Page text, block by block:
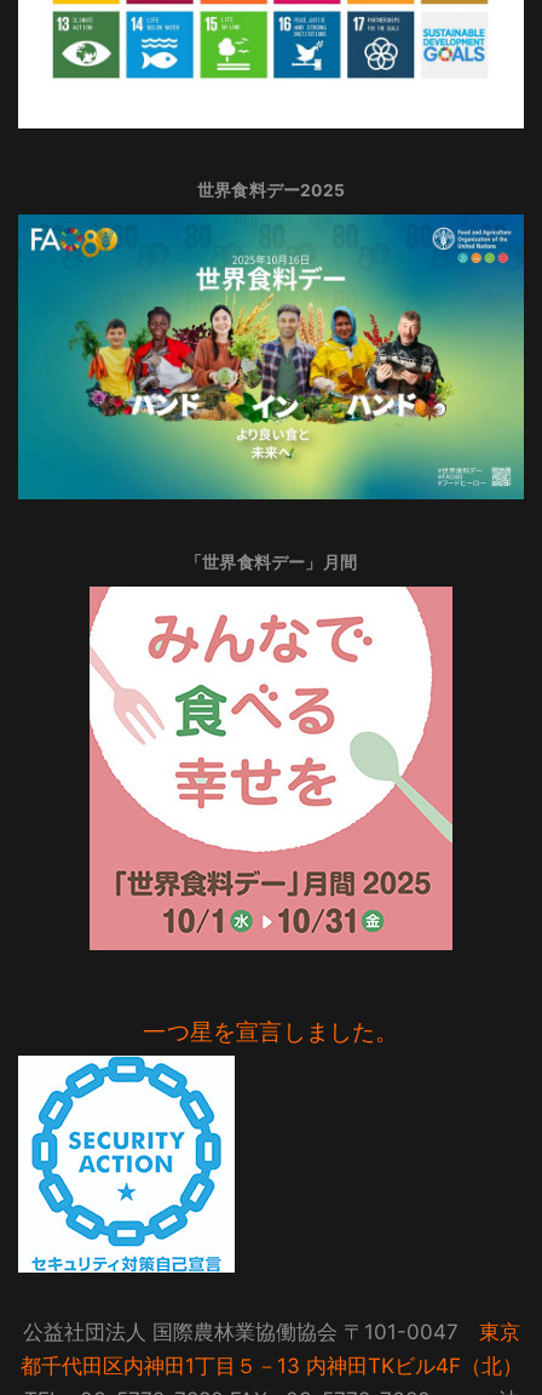
世界食料デー2025
「世界食料デー」月間
一つ星を宣言しました。
公益社団法人 国際農林業協働協会 〒101-0047 東京
都千代田区内神田1丁目５－13 内神田TKビル4F（北）